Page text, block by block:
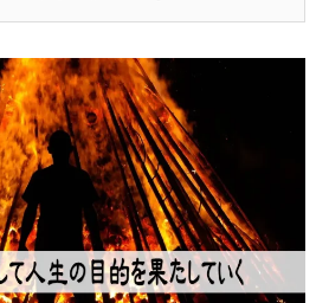
や、信念は、お客を共感させ感動さ
だ。それがそのまま、お客の購買行
動につながることになる。こうし
た、理論…